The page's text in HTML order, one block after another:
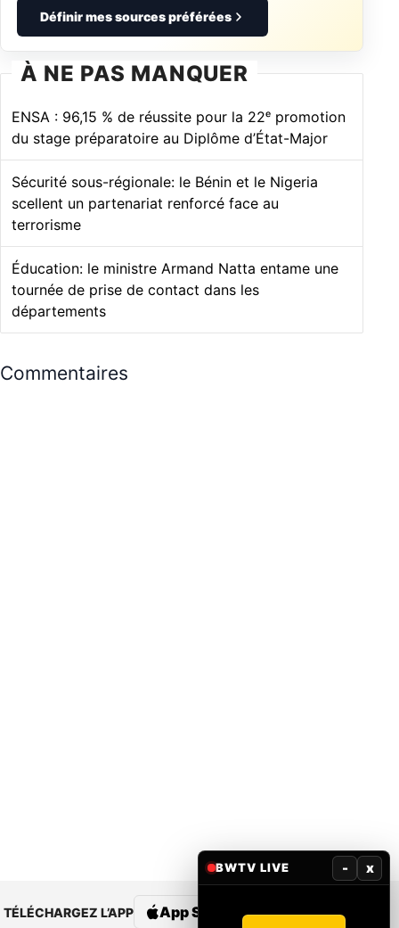
Définir mes sources préférées
À NE PAS MANQUER
ENSA : 96,15 % de réussite pour la 22ᵉ promotion
du stage préparatoire au Diplôme d’État-Major
Sécurité sous-régionale: le Bénin et le Nigeria
scellent un partenariat renforcé face au
terrorisme
Éducation: le ministre Armand Natta entame une
tournée de prise de contact dans les
départements
Commentaires
TÉLÉCHARGEZ L’APP App Store Google Play
BWTV LIVE - x